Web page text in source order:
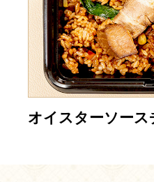
オイスターソース